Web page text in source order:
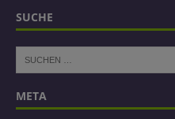
SUCHE
META